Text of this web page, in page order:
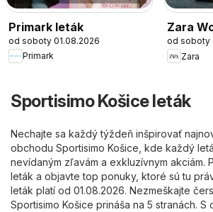
Primark leták
od soboty 01.08.2026
Primark
Zara
od soboty
Zara
Sportisimo Košice leták
Nechajte sa každý týždeň inšpirovať
obchodu Sportisimo Košice, kde každý
nevídaným zľavám a exkluzívnym akciám.
leták a objavte top ponuky, ktoré sú tu
leták platí od 01.08.2026. Nezmeškajte
Sportisimo Košice prináša na 5 stranách. S